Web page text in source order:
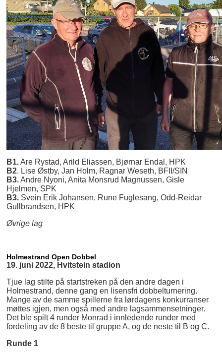
B1.Are Rystad, Arild Eliassen, Bjørnar Endal, HPK
B2. Lise Østby, Jan Holm, Ragnar Weseth, BFII/SIN
B3.Andre Nyoni, Anita Monsrud Magnussen, Gisle
Hjelmen, SPK
B3. Svein Erik Johansen, Rune Fuglesang, Odd-Reidar
Gullbrandsen, HPK
Øvrige lag
Holmestrand Open Dobbel
19. juni 2022, Hvitstein stadion
Tjue lag stilte på startstreken på den andre dagen i
Holmestrand, denne gang en lisensfri dobbelturnering.
Mange av de samme spillerne fra lørdagens konkurranser
møttes igjen, men også med andre lagsammensetninger.
Det ble spilt 4 runder Monrad i innledende runder med
fordeling av de 8 beste til gruppe A, og de neste til B og C.
Runde 1